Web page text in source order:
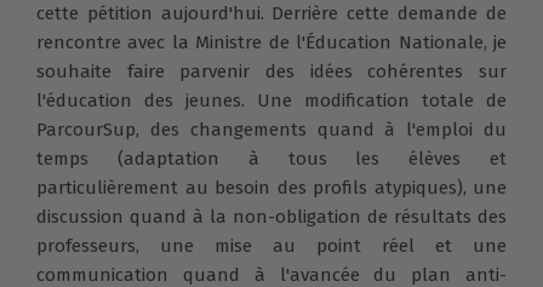
cette pétition aujourd'hui. Derrière cette demande de
rencontre avec la Ministre de l'Éducation Nationale, je
souhaite faire parvenir des idées cohérentes sur
l'éducation des jeunes. Une modification totale de
ParcourSup, des changements quand à l'emploi du
temps (adaptation à tous les élèves et
particulièrement au besoin des profils atypiques), une
discussion quand à la non-obligation de résultats des
professeurs, une mise au point réel et une
communication quand à l'avancée du plan anti-